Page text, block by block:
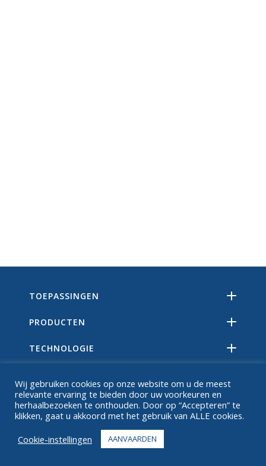
TOEPASSINGEN
PRODUCTEN
TECHNOLOGIE
OVER
Wij gebruiken cookies op onze website om u de meest
relevante ervaring te bieden door uw voorkeuren en
herhaalbezoeken te onthouden. Door op “Accepteren” te
klikken, gaat u akkoord met het gebruik van ALLE cookies.
Cookie-instellingen
AANVAARDEN